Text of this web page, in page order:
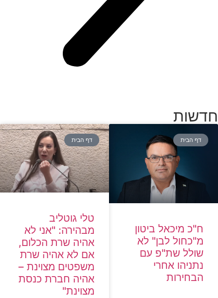
חדשות
דף הבית
ח"כ מיכאל ביטון
מ"כחול לבן" לא
שולל שת"פ עם
נתניהו אחרי
הבחירות
דף הבית
טלי גוטליב
מבהירה: "אני לא
אהיה שרת הכלום,
אם לא אהיה שרת
משפטים מצוינת –
אהיה חברת כנסת
מצוינת"